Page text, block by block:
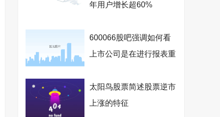
年用户增长超60%
600066股吧强调如何看
上市公司是在进行报表重
太阳鸟股票简述股票逆市
上涨的特征